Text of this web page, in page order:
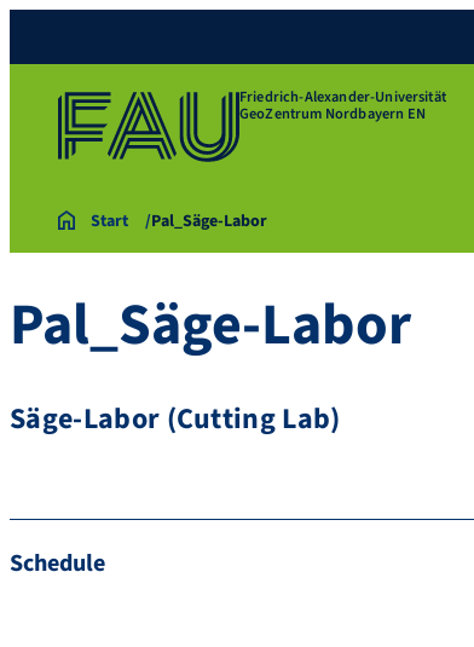
Friedrich-Alexander-Universität
GeoZentrum Nordbayern EN
Start Pal_Säge-Labor
Pal_Säge-Labor
Säge-Labor (Cutting Lab)
Schedule